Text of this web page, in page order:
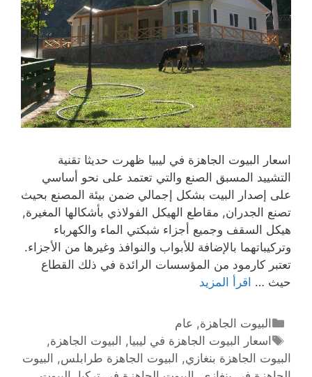
اسعار البيوت الجاهزة في ليبيا ظهرت حديثا تقنية
التشييد المسبق الصنع والتي تعتمد على نحو أساسي
على إصدار البيت بشكل إجمالي ضمن بيئة المصنع بحيث
تصنع الجدران, مقاطع الهيكل الفولاذي بأشكالها المغيرة,
هيكل السقف وجميع أجزاء شبكتي الماء والكهرباء
وتركيباتهما بالإضافة للأبواب والنوافذ وغيرها من الأجزاء.
تعتبر كارمود من المؤسسات الرائدة في ذلك القطاع
حيث … اقرأ المزيد
البيوت الجاهزة, عام
اسعار البيوت الجاهزة في ليبيا, البيوت الجاهزة,
البيوت الجاهزة بنغازي, البيوت الجاهزة طرابلس , البيوت